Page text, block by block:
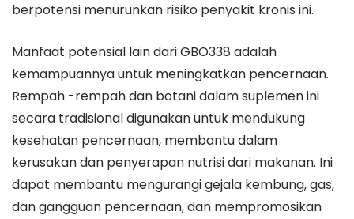
berpotensi menurunkan risiko penyakit kronis ini.
Manfaat potensial lain dari GBO338 adalah
kemampuannya untuk meningkatkan pencernaan.
Rempah -rempah dan botani dalam suplemen ini
secara tradisional digunakan untuk mendukung
kesehatan pencernaan, membantu dalam
kerusakan dan penyerapan nutrisi dari makanan. Ini
dapat membantu mengurangi gejala kembung, gas,
dan gangguan pencernaan, dan mempromosikan